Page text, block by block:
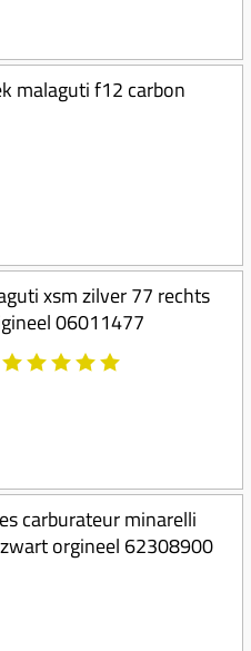
malaguti f12 carbon
xsm zilver 77 rechts
06011477
carburateur minarelli
orgineel 62308900